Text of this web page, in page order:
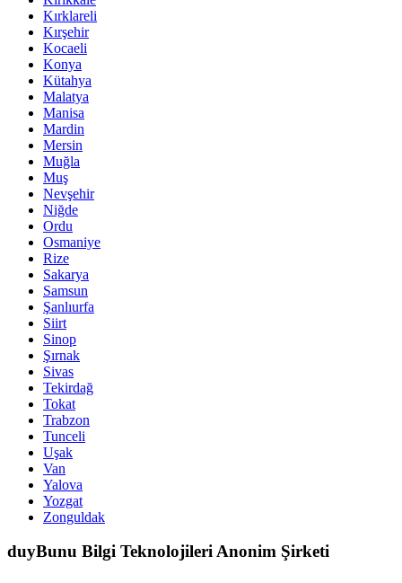
Kırklareli
Kırşehir
Kocaeli
Konya
Kütahya
Malatya
Manisa
Mardin
Mersin
Muğla
Muş
Nevşehir
Niğde
Ordu
Osmaniye
Rize
Sakarya
Samsun
Şanlıurfa
Siirt
Sinop
Şırnak
Sivas
Tekirdağ
Tokat
Trabzon
Tunceli
Uşak
Van
Yalova
Yozgat
Zonguldak
duyBunu Bilgi Teknolojileri Anonim Şirketi